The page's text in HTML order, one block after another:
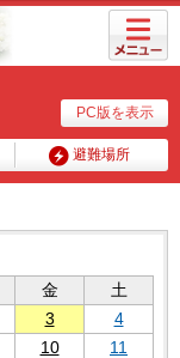
PC版を表示
避難場所
メニュ
ー
金
土
3
4
10
11